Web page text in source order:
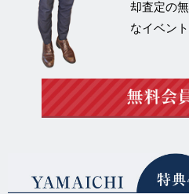
却査定の
なイベン